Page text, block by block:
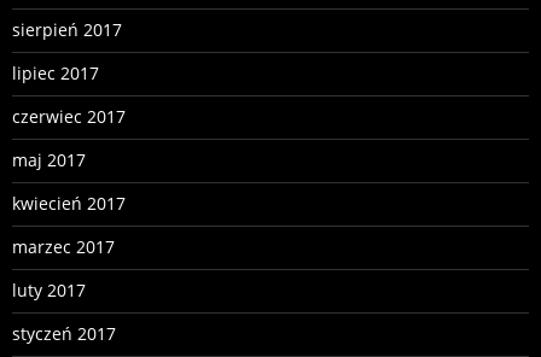
sierpień 2017
lipiec 2017
czerwiec 2017
maj 2017
kwiecień 2017
marzec 2017
luty 2017
styczeń 2017